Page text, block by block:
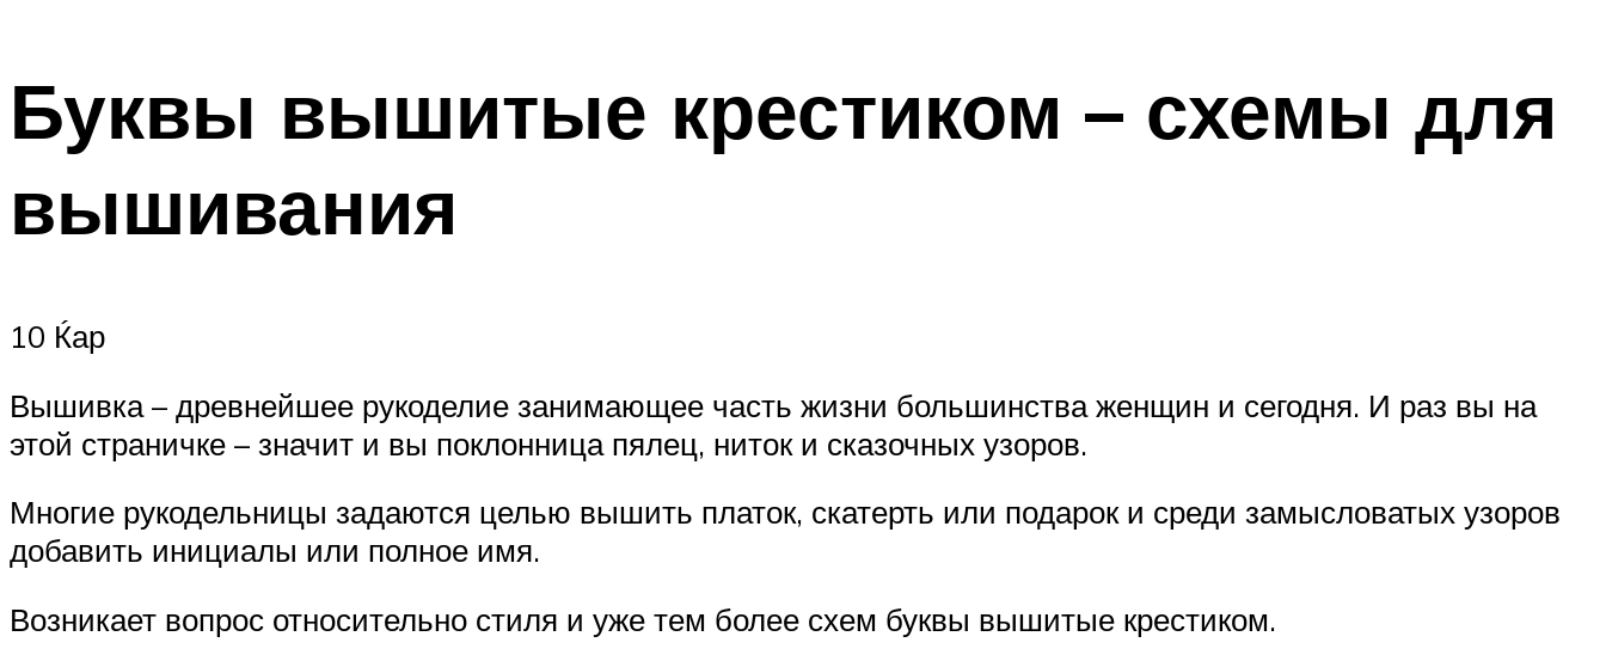
Буквы вышитые крестиком – схемы для
вышивания
10 Ќар
Вышивка – древнейшее рукоделие занимающее часть жизни большинства женщин и сегодня. И раз вы на
этой страничке – значит и вы поклонница пялец, ниток и сказочных узоров.
Многие рукодельницы задаются целью вышить платок, скатерть или подарок и среди замысловатых узоров
добавить инициалы или полное имя.
Возникает вопрос относительно стиля и уже тем более схем буквы вышитые крестиком.